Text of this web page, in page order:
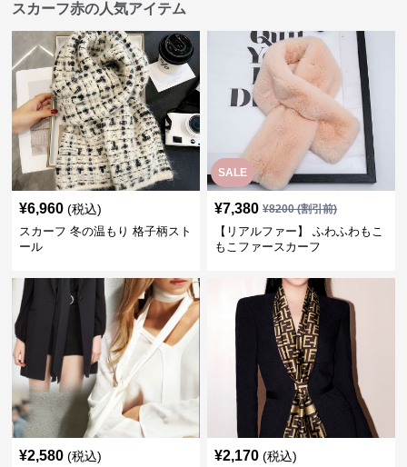
スカーフ赤の人気アイテム
¥6,960 (税込)
スカーフ 冬の温もり 格子柄スト
ール
SALE
¥7,380 ¥8200(割引前)
【リアルファー】 ふわふわもこ
もこファースカーフ
¥2,580 (税込) ¥2,170 (税込)